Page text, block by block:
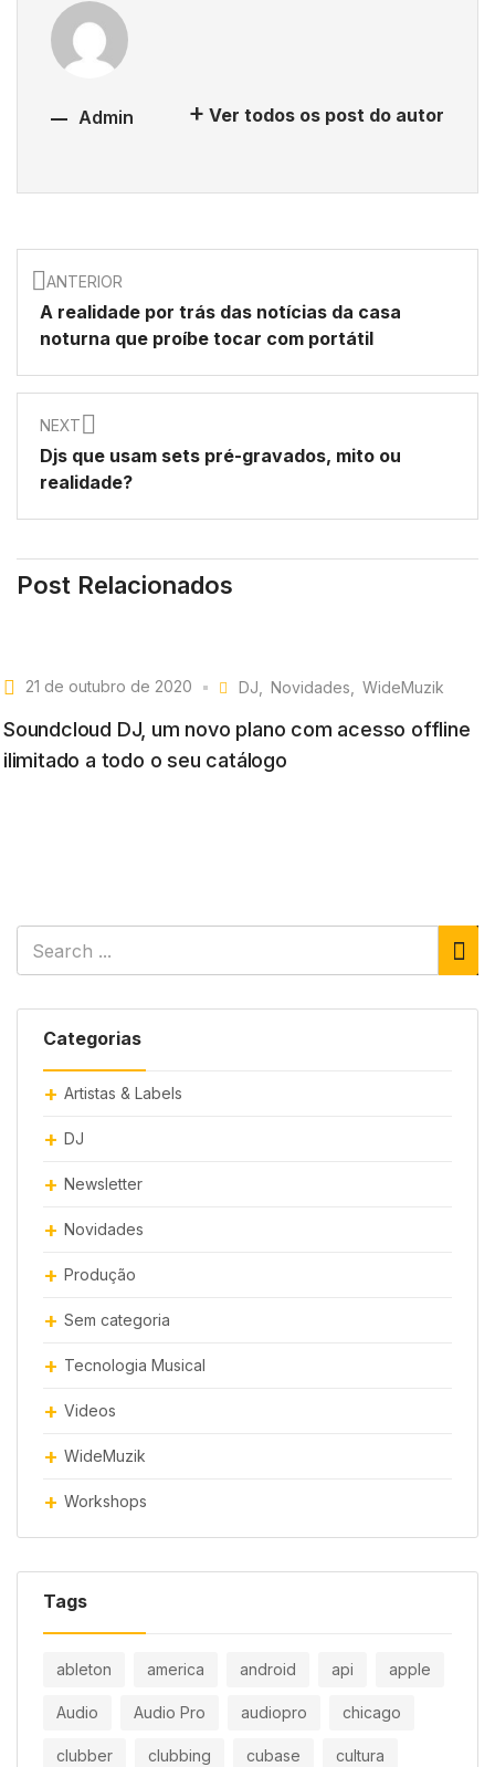
Categorias
Artistas & Labels
DJ
Newsletter
Novidades
Produção
Sem categoria
Tecnologia Musical
Videos
WideMuzik
Workshops
Tags
ableton america android api apple
Audio Audio Pro audiopro chicago
clubber clubbing cubase cultura
Admin Ver todos os post do autor
ANTERIOR
A realidade por trás das notícias da casa
noturna que proíbe tocar com portátil
NEXT
Djs que usam sets pré-gravados, mito ou
realidade?
Post Relacionados
21 de outubro de 2020 DJ Novidades WideMuzik
Soundcloud DJ, um novo plano com acesso offline
ilimitado a todo o seu catálogo